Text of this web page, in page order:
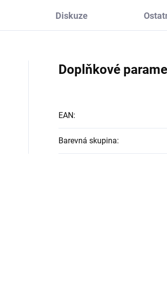
Diskuze
Doplňkové
EAN:
Barevná skupina: